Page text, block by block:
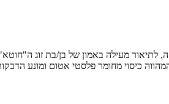
לתיאור מעילה באמון של בן/בת זוג
כיסוי מחומר פלסטי אטום ומונע